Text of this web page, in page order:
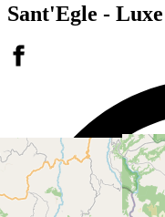
Sant'Egle -